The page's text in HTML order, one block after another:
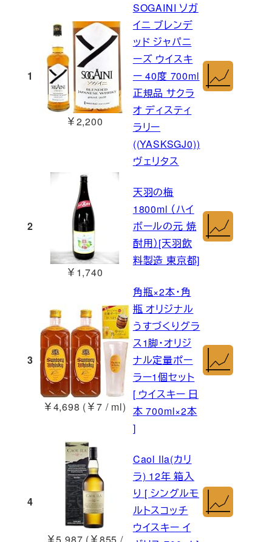
1
￥2,200
SOGAINI ソガ
イニ ブレンデ
ッド ジャパニ
ーズ ウイスキ
ー 40度 700ml
正規品 サクラ
オ ディスティ
ラリー
((YASKSGJ0))
ヴェリタス
2
￥1,740
天羽の梅
1800ml （ハイ
ボールの元 焼
酎用）[天羽飲
料製造 東京都]
3
￥4,698 (￥7 / ml)
角瓶×2本･角
瓶 オリジナル
うすづくりグラ
ス1脚･オリジ
ナル定量ポー
ラー1個セット
[ ウイスキー 日
本 700ml×2本
]
4
Caol Ila(カリ
ラ) 12年 箱入
り [ シングルモ
ルトスコッチ
ウイスキー イ